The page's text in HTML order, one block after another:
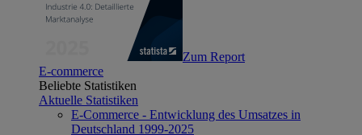
Zum Report
E-commerce
Beliebte Statistiken
Aktuelle Statistiken
E-Commerce - Entwicklung des Umsatzes in
Deutschland 1999-2025